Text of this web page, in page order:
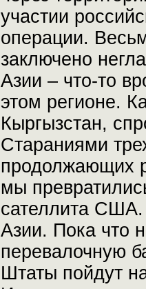
участии
операции.
заключено
Азии – что-то
этом регионе.
Кыргызстан,
Стараниями
продолжающих
мы
сателлита США.
Азии. Пока что
перевалочную
Штаты пойдут